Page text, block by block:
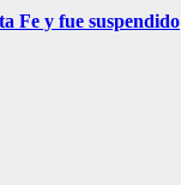
Fe y fue suspendido